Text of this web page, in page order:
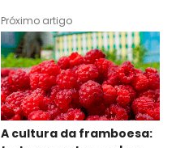
Próximo artigo
A cultura da framboesa: